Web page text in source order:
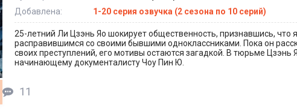
Добавлена:
1-20 серия озвучка (2 сезона по 10 серий)
25-летний Ли Цзэнь Яо шокирует общественность, признавшись, что
расправившимся со своими бывшими одноклассниками. Пока он
своих преступлений, его мотивы остаются загадкой. В тюрьме Цзэнь
начинающему документалисту Чоу Пин Ю.
11